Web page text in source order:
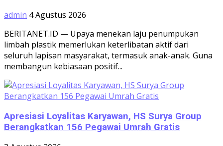
admin 4 Agustus 2026
BERITANET.ID — Upaya menekan laju penumpukan
limbah plastik memerlukan keterlibatan aktif dari
seluruh lapisan masyarakat, termasuk anak-anak. Guna
membangun kebiasaan positif...
Apresiasi Loyalitas Karyawan, HS Surya Group
Berangkatkan 156 Pegawai Umrah Gratis